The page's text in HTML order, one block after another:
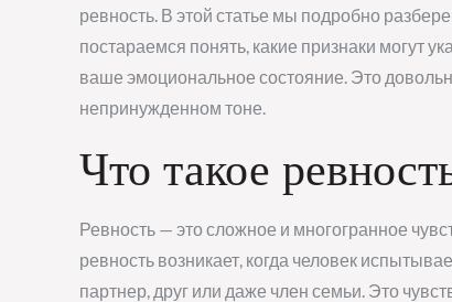
ревность. В этой статье мы подробно
постараемся понять, какие признаки могут
ваше эмоциональное состояние. Это
непринужденном тоне.
Что такое
Ревность — это сложное и многогранное
ревность возникает, когда человек
партнер, друг или даже член семьи. Это